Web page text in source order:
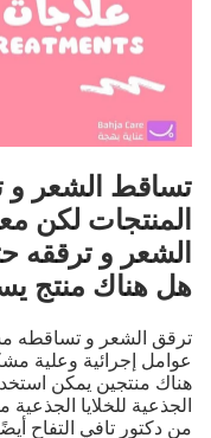
تساقط الشعر و
المنتجات لكن
الشعر و
هل هناك منتج
ترقق الشعر و تساقطه
عوامل إجرائية وعلية
هناك منتجين يمكن
الجذعية للخلايا
من دكتور تافي التفاح